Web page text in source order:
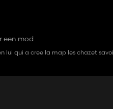
een mod
lui qui a cree la map les chazet
prévu de reconvertir "Les
au formidable travail de
actuelle des choses, il